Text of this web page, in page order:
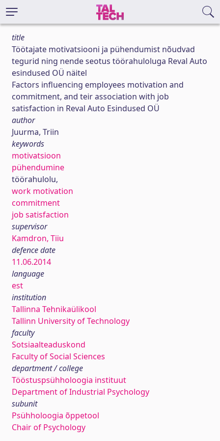
title
Töötajate motivatsiooni ja pühendumist nõudvad
tegurid ning nende seotus töörahuloluga Reval Auto
esindused OÜ näitel
Factors influencing employees motivation and
commitment, and teir association with job
satisfaction in Reval Auto Esindused OÜ
author
Juurma, Triin
keywords
motivatsioon
pühendumine
töörahulolu,
work motivation
commitment
job satisfaction
supervisor
Kamdron, Tiiu
defence date
11.06.2014
language
est
institution
Tallinna Tehnikaülikool
Tallinn University of Technology
faculty
Sotsiaalteaduskond
Faculty of Social Sciences
department / college
Tööstuspsühholoogia instituut
Department of Industrial Psychology
subunit
Psühholoogia õppetool
Chair of Psychology